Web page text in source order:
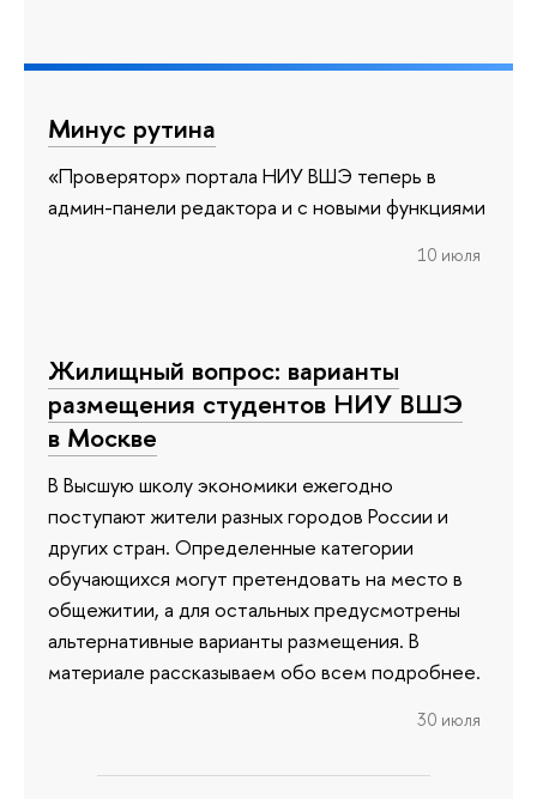
Минус рутина
«Проверятор» портала НИУ ВШЭ теперь в
админ-панели редактора и с новыми функциями
10 июля
Жилищный вопрос: варианты
размещения студентов НИУ ВШЭ
в Москве
В Высшую школу экономики ежегодно
поступают жители разных городов России и
других стран. Определенные категории
обучающихся могут претендовать на место в
общежитии, а для остальных предусмотрены
альтернативные варианты размещения. В
материале рассказываем обо всем подробнее.
30 июля